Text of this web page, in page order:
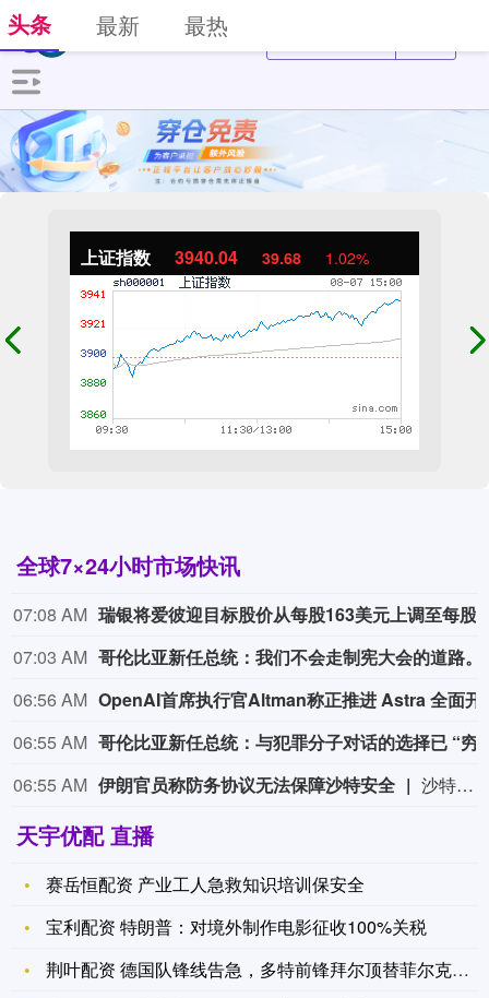
上证指数 3940.04 39.68 1.02%
全球7×24小时市场快讯
07:08 AM
07:03 AM
06:56 AM
06:55 AM
06:55 AM 伊朗官员称防务协议无法保障沙特安全 沙特阿拉伯王储兼首相穆罕默德·本·萨勒曼7日与到访的土耳其总统埃尔多安和巴基斯坦总理夏巴兹在沙特麦加签署《麦加共同防务协议》。对于三国签署《麦加共同防务协议》，伊朗伊斯兰议会国家安全与外交政策委员会成员雷扎伊在社交媒体平台上表示，沙特应当明白，与土耳其和巴基斯坦签署的一纸协议不会给他们带来安全，正如几十年来单方面依赖美国也未能奏效一样。只有改变政策，才能不把安全寄托在别人身上。根据沙特、土耳其与巴基斯坦三方当天发表的联合声明，该协议旨在加强对任何侵略行为的共同威慑，并规定：对三国中任何一国的武装攻击将被视为对三国全体的攻击。协议还将推动三国加强各领域防务合作。详情显示，这一举措建立在沙特和巴基斯坦2025年9月签署《共同战略防御协议》的基础上。后者具有军事同盟性质。签署《共同战略防御协议》后，沙特和巴基斯坦寻求将土耳其纳入集体安全框架。今年4月，沙特国防部证实，巴方一支空军部队已经进驻沙特空军基地。美国和以色列今年2月底对伊朗发起大规模军事行动，伊朗对以色列和美国在中东地区的军事基地等目标发起反击，波及沙特等海湾国家。分析人士指出，这场战事让那些在防卫安全上依赖美国的中东国家对美国提供“保护伞”的意愿和能力产生怀疑。伊朗战事影响外溢背景下，埃及、土耳其、沙特、巴基斯坦等国认识到，国家安全不能靠美国，还得依靠自身。这是伊朗战事给中东格局带来的变化之一。这些地区国家正寻求组成军事合作网络，在美国“保护伞”靠不住的情况下，为自身和地区提供集体安全保障。（央视新闻）
天宇优配 直播
赛岳恒配资 产业工人急救知识培训保安全
宝利配资 特朗普：对境外制作电影征收100%关税
荆叶配资 德国队锋线告急，多特前锋拜尔顶替菲尔克鲁格入选
头条 最新 最热